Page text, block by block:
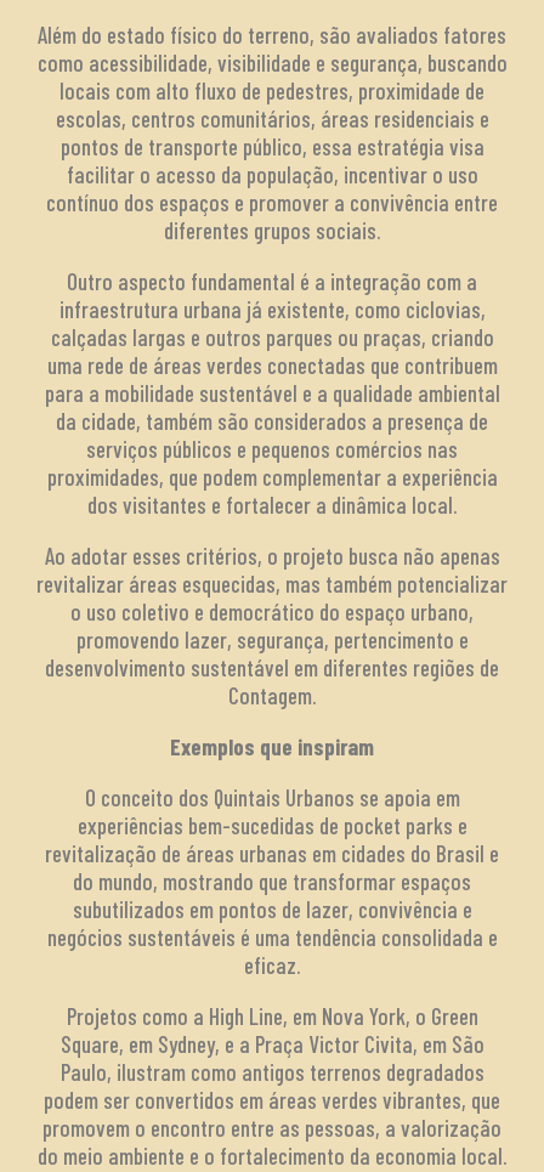
Além do estado físico do terreno, são avaliados fatores
como acessibilidade, visibilidade e segurança, buscando
locais com alto fluxo de pedestres, proximidade de
escolas, centros comunitários, áreas residenciais e
pontos de transporte público, essa estratégia visa
facilitar o acesso da população, incentivar o uso
contínuo dos espaços e promover a convivência entre
diferentes grupos sociais.
Outro aspecto fundamental é a integração com a
infraestrutura urbana já existente, como ciclovias,
calçadas largas e outros parques ou praças, criando
uma rede de áreas verdes conectadas que contribuem
para a mobilidade sustentável e a qualidade ambiental
da cidade, também são considerados a presença de
serviços públicos e pequenos comércios nas
proximidades, que podem complementar a experiência
dos visitantes e fortalecer a dinâmica local.
Ao adotar esses critérios, o projeto busca não apenas
revitalizar áreas esquecidas, mas também potencializar
o uso coletivo e democrático do espaço urbano,
promovendo lazer, segurança, pertencimento e
desenvolvimento sustentável em diferentes regiões de
Contagem.
Exemplos que inspiram
O conceito dos Quintais Urbanos se apoia em
experiências bem-sucedidas de pocket parks e
revitalização de áreas urbanas em cidades do Brasil e
do mundo, mostrando que transformar espaços
subutilizados em pontos de lazer, convivência e
negócios sustentáveis é uma tendência consolidada e
eficaz.
Projetos como a High Line, em Nova York, o Green
Square, em Sydney, e a Praça Victor Civita, em São
Paulo, ilustram como antigos terrenos degradados
podem ser convertidos em áreas verdes vibrantes, que
promovem o encontro entre as pessoas, a valorização
do meio ambiente e o fortalecimento da economia local.